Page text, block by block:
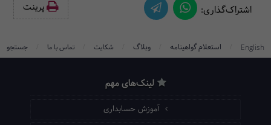
اشتراک‌گذاری: پرینت‌
English استعلام گواهینامه وبلاگ شکایت تماس با ما جستجو
لینک‌های مهم
آموزش حسابداری